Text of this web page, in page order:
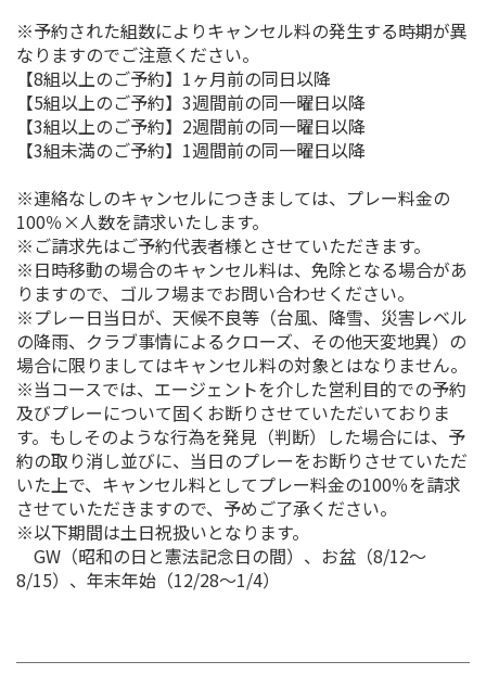
※予約された組数によりキャンセル料の発生する時期が異
なりますのでご注意ください。
【8組以上のご予約】1ヶ月前の同日以降
【5組以上のご予約】3週間前の同一曜日以降
【3組以上のご予約】2週間前の同一曜日以降
【3組未満のご予約】1週間前の同一曜日以降
※連絡なしのキャンセルにつきましては、プレー料金の
100％×人数を請求いたします。
※ご請求先はご予約代表者様とさせていただきます。
※日時移動の場合のキャンセル料は、免除となる場合があ
りますので、ゴルフ場までお問い合わせください。
※プレー日当日が、天候不良等（台風、降雪、災害レベル
の降雨、クラブ事情によるクローズ、その他天変地異）の
場合に限りましてはキャンセル料の対象とはなりません。
※当コースでは、エージェントを介した営利目的での予約
及びプレーについて固くお断りさせていただいておりま
す。もしそのような行為を発見（判断）した場合には、予
約の取り消し並びに、当日のプレーをお断りさせていただ
いた上で、キャンセル料としてプレー料金の100％を請求
させていただきますので、予めご了承ください。
※以下期間は土日祝扱いとなります。
GW（昭和の日と憲法記念日の間）、お盆（8/12～
8/15）、年末年始（12/28～1/4）